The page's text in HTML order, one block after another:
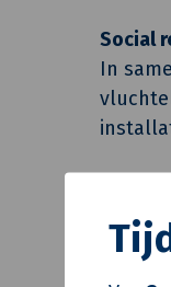
Social
In
De